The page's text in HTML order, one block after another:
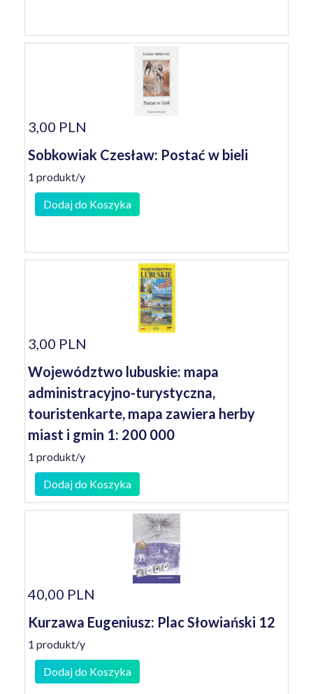
3,00 PLN
Sobkowiak Czesław: Postać w bieli
1 produkt/y
Dodaj do Koszyka
3,00 PLN
Województwo lubuskie: mapa
administracyjno-turystyczna,
touristenkarte, mapa zawiera herby
miast i gmin 1: 200 000
1 produkt/y
Dodaj do Koszyka
40,00 PLN
Kurzawa Eugeniusz: Plac Słowiański 12
1 produkt/y
Dodaj do Koszyka